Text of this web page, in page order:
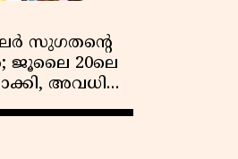
സുഗതന്റെ
ജൂലൈ 20ലെ
അവധി
ഉത്തരവിട്ടു